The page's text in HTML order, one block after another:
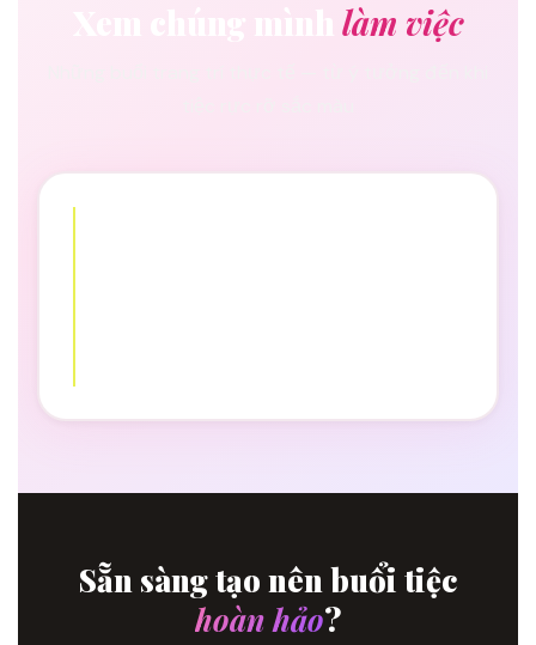
Xem chúng mình làm việc
Sẵn sàng tạo nên buổi tiệc
hoàn hảo?